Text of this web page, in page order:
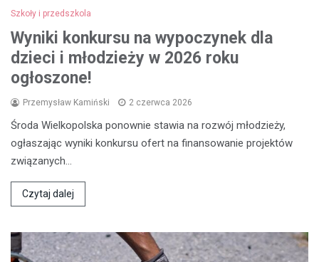
Szkoły i przedszkola
Wyniki konkursu na wypoczynek dla
dzieci i młodzieży w 2026 roku
ogłoszone!
Przemysław Kamiński 2 czerwca 2026
Środa Wielkopolska ponownie stawia na rozwój młodzieży,
ogłaszając wyniki konkursu ofert na finansowanie projektów
związanych…
Czytaj dalej